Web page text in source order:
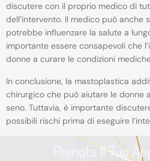
discutere con il proprio medico di
dell’intervento. Il medico può anche
potrebbe influenzare la salute a
importante essere consapevoli che
donne a curare le condizioni
In conclusione, la mastoplastica
chirurgico che può aiutare le donne
seno. Tuttavia, è importante
possibili rischi prima di eseguire
Prenota Il Tuo